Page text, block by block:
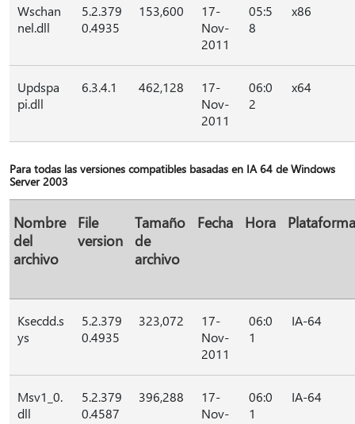
Wschan
nel.dll
5.2.379
0.4935
153,600
17-
Nov-
2011
05:5
8
x86
Updspa
pi.dll
6.3.4.1 462,128
17-
Nov-
2011
06:0
2
x64
Para todas las versiones compatibles basadas en IA 64 de Windows
Server 2003
Nombre
del
archivo
File
version
Tamaño
de
archivo
Fecha Hora Plataforma
Ksecdd.s
ys
5.2.379
0.4935
323,072
17-
Nov-
2011
06:0
1
IA-64
Msv1_0.
dll
5.2.379
0.4587
396,288
17-
Nov-
06:0
1
IA-64